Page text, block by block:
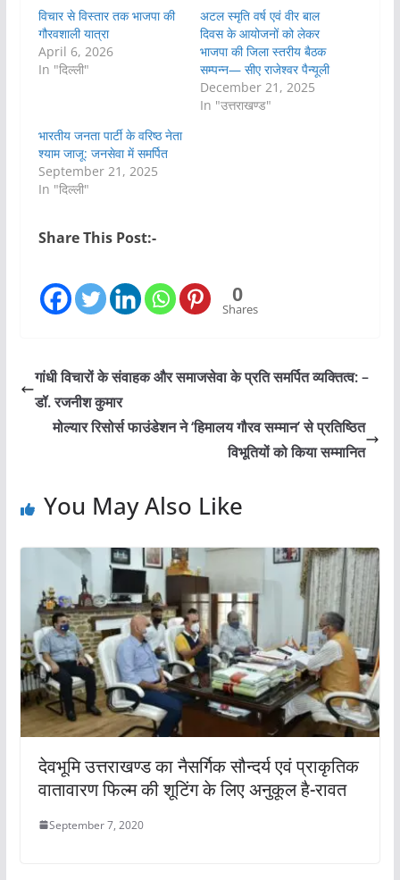
विचार से विस्तार तक भाजपा की
गौरवशाली यात्रा
April 6, 2026
In "दिल्ली"
अटल स्मृति वर्ष एवं वीर बाल
दिवस के आयोजनों को लेकर
भाजपा की जिला स्तरीय बैठक
सम्पन्न— सीए राजेश्वर पैन्यूली
December 21, 2025
In "उत्तराखण्ड"
भारतीय जनता पार्टी के वरिष्ठ नेता
श्याम जाजू: जनसेवा में समर्पित
September 21, 2025
In "दिल्ली"
Share This Post:-
0
Shares
गांधी विचारों के संवाहक और समाजसेवा के प्रति समर्पित व्यक्तित्व: –
डॉ. रजनीश कुमार
मोल्यार रिसोर्स फाउंडेशन ने ‘हिमालय गौरव सम्मान’ से प्रतिष्ठित
विभूतियों को किया सम्मानित
You May Also Like
देवभूमि उत्तराखण्ड का नैसर्गिक सौन्दर्य एवं प्राकृतिक
वातावारण फिल्म की शूटिंग के लिए अनुकूल है-रावत
September 7, 2020